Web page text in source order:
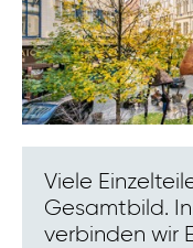
Viele
Gesamtbild.
verbinden wir